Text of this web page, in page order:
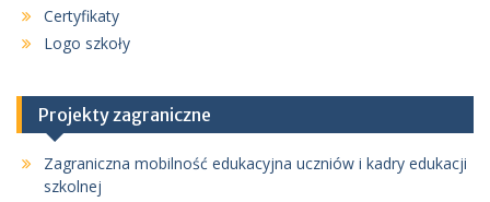
Certyfikaty
Logo szkoły
Projekty zagraniczne
Zagraniczna mobilność edukacyjna uczniów i kadry edukacji
szkolnej